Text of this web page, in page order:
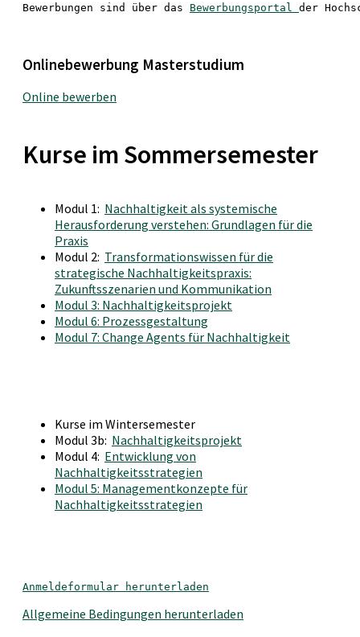
Bewerbungen sind über das Bewerbungsportal der
Onlinebewerbung Masterstudium
Online bewerben
Kurse im Sommersemester
Modul 1: Nachhaltigkeit als systemische
Herausforderung verstehen: Grundlagen für die
Praxis
Modul 2: Transformationswissen für die
strategische Nachhaltigkeitspraxis:
Zukunftsszenarien und Kommunikation
Modul 3: Nachhaltigkeitsprojekt
Modul 6: Prozessgestaltung
Modul 7: Change Agents für Nachhaltigkeit
Kurse im Wintersemester
Modul 3b: Nachhaltigkeitsprojekt
Modul 4: Entwicklung von
Nachhaltigkeitsstrategien
Modul 5: Managementkonzepte für
Nachhaltigkeitsstrategien
Anmeldeformular herunterladen
Allgemeine Bedingungen herunterladen